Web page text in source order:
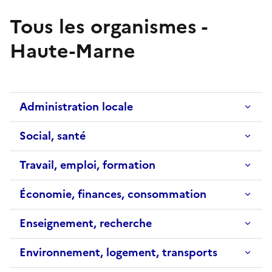
Tous les organismes -
Haute-Marne
Administration locale
Social, santé
Travail, emploi, formation
Économie, finances, consommation
Enseignement, recherche
Environnement, logement, transports